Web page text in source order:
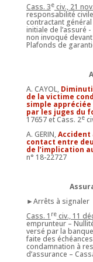
Cass. 3eciv., 21
responsabilité
contractant
initiale de l’assuré
non invoqué
Plafonds de
A. CAYOL,
de la victime
simple
par les juges du
17657 et Cass. 2e
A. GERIN,Accident
contact entre
de l’implication
n° 18-22727
►Arrêts à signaler
Cass. 1 reciv., 11
emprunteur –
versé par la
faite des
condamnation à
d’assurance –